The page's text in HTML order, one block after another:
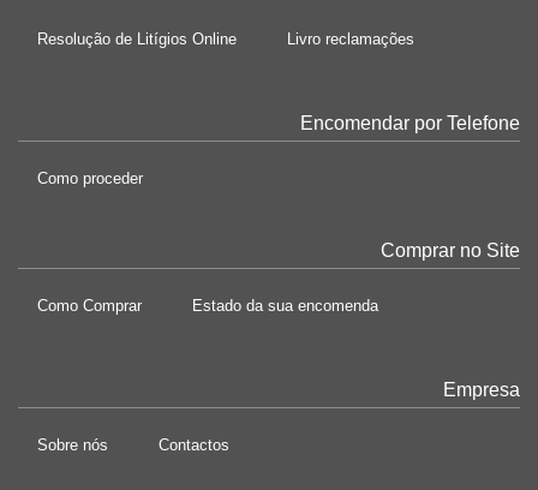
Resolução de Litígios Online Livro reclamações
Encomendar por Telefone
Como proceder
Comprar no Site
Como Comprar Estado da sua encomenda
Empresa
Sobre nós Contactos